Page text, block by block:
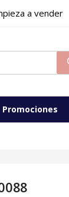
a vender
Promociones